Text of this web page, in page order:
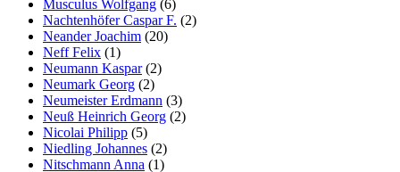
Musculus Wolfgang (6)
Nachtenhöfer Caspar F. (2)
Neander Joachim (20)
Neff Felix (1)
Neumann Kaspar(2)
Neumark Georg (2)
Neumeister Erdmann (3)
Neuß Heinrich Georg (2)
Nicolai Philipp (5)
Niedling Johannes (2)
Nitschmann Anna (1)